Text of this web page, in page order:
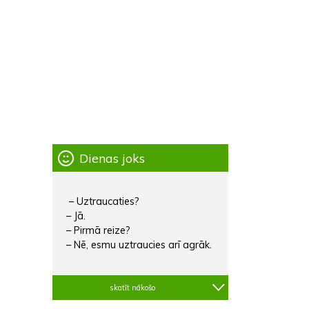
Dienas joks
– Uztraucaties?
– Jā.
– Pirmā reize?
– Nē, esmu uztraucies arī agrāk.
skatīt nākošo